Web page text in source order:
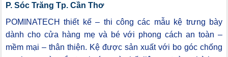
P. Sóc Trăng Tp. Cần Thơ
POMINATECH thiết kế – thi công các mẫu kệ trưng bày
dành cho cửa hàng mẹ và bé với phong cách an toàn –
mềm mại – thân thiện. Kệ được sản xuất với bo góc chống